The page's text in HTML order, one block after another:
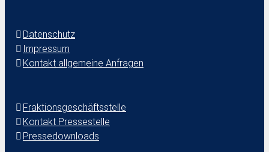
Datenschutz
Impressum
Kontakt allgemeine Anfragen
Fraktionsgeschäftsstelle
Kontakt Pressestelle
Pressedownloads